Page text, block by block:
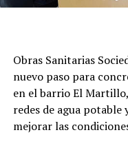
Obras Sanitarias
nuevo paso para
en el barrio El
redes de agua potable
mejorar las